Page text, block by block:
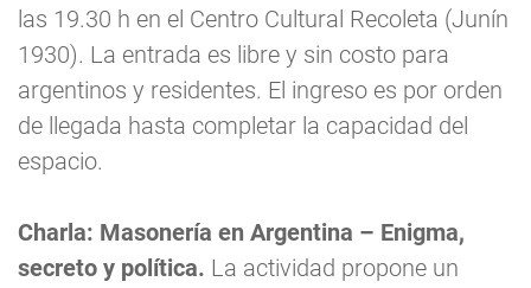
las 19.30 h en el Centro Cultural Recoleta (Junín
1930). La entrada es libre y sin costo para
argentinos y residentes. El ingreso es por orden
de llegada hasta completar la capacidad del
espacio.
Charla: Masonería en Argentina – Enigma,
secreto y política. La actividad propone un